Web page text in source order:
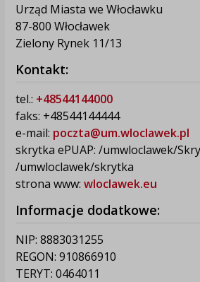
Urząd Miasta we Włocławku
87-800 Włocławek
Zielony Rynek 11/13
Kontakt:
tel.: +48544144000
faks: +48544144444
e-mail: poczta@um.wloclawek.pl
skrytka ePUAP: /umwloclawek/
/umwloclawek/skrytka
strona www: wloclawek.eu
Informacje dodatkowe:
NIP: 8883031255
REGON: 910866910
TERYT: 0464011